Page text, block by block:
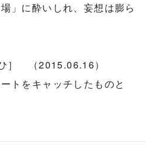
」に酔いしれ、妄想は膨ら
］ （2015.06.16）
トをキャッチしたものと